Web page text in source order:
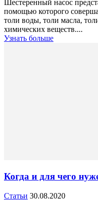
Шестеренный насос
помощью которого
толи воды, толи масла,
химических веществ....
Узнать больше
Когда и для чего
Статьи 30.08.2020